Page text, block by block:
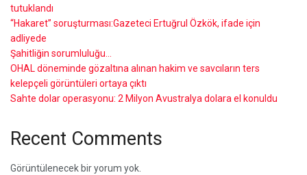
tutuklandı
“Hakaret” soruşturması:Gazeteci Ertuğrul Özkök, ifade için
adliyede
Şahitliğin sorumluluğu…
OHAL döneminde gözaltına alınan hakim ve savcıların ters
kelepçeli görüntüleri ortaya çıktı
Sahte dolar operasyonu: 2 Milyon Avustralya dolara el konuldu
Recent Comments
Görüntülenecek bir yorum yok.